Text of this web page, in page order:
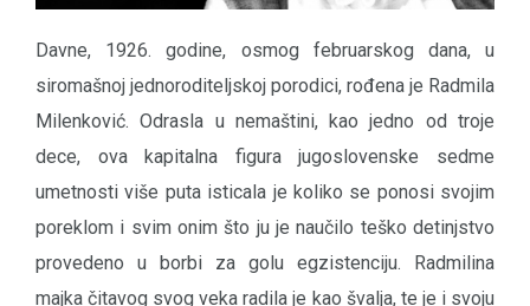
Davne, 1926. godine, osmog februarskog dana, u
siromašnoj jednoroditeljskoj porodici, rođena je Radmila
Milenković. Odrasla u nemaštini, kao jedno od troje
dece, ova kapitalna figura jugoslovenske sedme
umetnosti više puta isticala je koliko se ponosi svojim
poreklom i svim onim što ju je naučilo teško detinjstvo
provedeno u borbi za golu egzistenciju. Radmilina
majka čitavog svog veka radila je kao švalja, te je i svoju